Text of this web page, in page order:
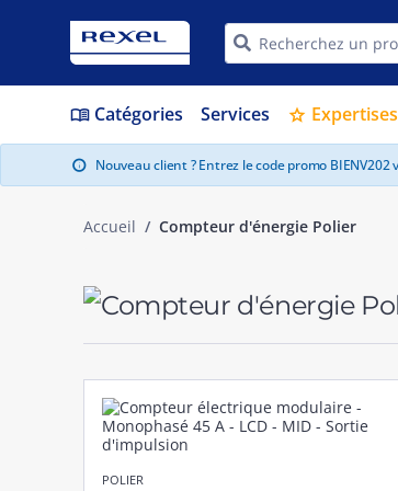
menu_book Catégories Services star Expertises
info Nouveau client ? Entrez le code promo
Accueil Compteur d'énergie Polier
POLIER